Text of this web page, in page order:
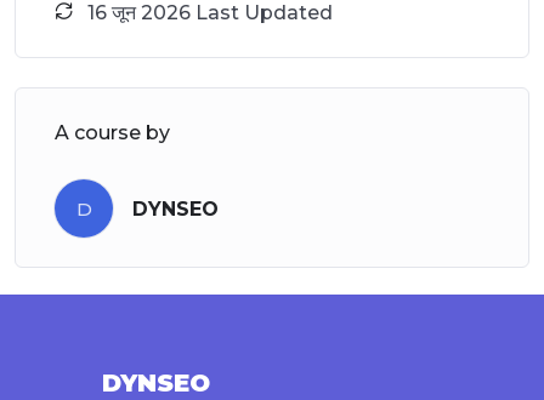
16 जून 2026 Last Updated
A course by
D DYNSEO
DYNSEO